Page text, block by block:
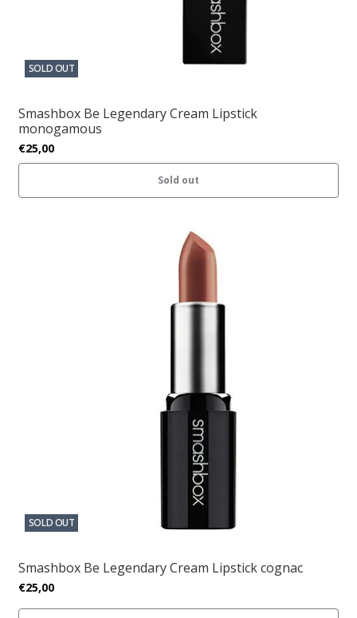
SOLD OUT
Smashbox Be Legendary Cream Lipstick
monogamous
€25,00
Sold out
SOLD OUT
Smashbox Be Legendary Cream Lipstick cognac
€25,00